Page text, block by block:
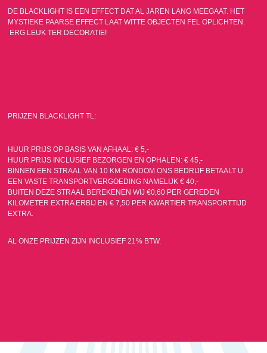
DE BLACKLIGHT IS EEN EFFECT DAT AL JAREN LANG MEEGAAT. HET
MYSTIEKE PAARSE EFFECT LAAT WITTE OBJECTEN FEL OPLICHTEN.
ERG LEUK TER DECORATIE!
PRIJZEN BLACKLIGHT TL:
HUUR PRIJS OP BASIS VAN AFHAAL: € 5,-
HUUR PRIJS INCLUSIEF BEZORGEN EN OPHALEN: € 45,-
BINNEN EEN STRAAL VAN 10 KM RONDOM ONS BEDRIJF BETAALT U
EEN VASTE TRANSPORTVERGOEDING NAMELIJK € 40,-
BUITEN DEZE STRAAL BEREKENEN WIJ €0,60 PER GEREDEN
KILOMETER EXTRA ERBIJ EN € 7,50 PER KWARTIER TRANSPORTTIJD
EXTRA.
AL ONZE PRIJZEN ZIJN INCLUSIEF 21% BTW.